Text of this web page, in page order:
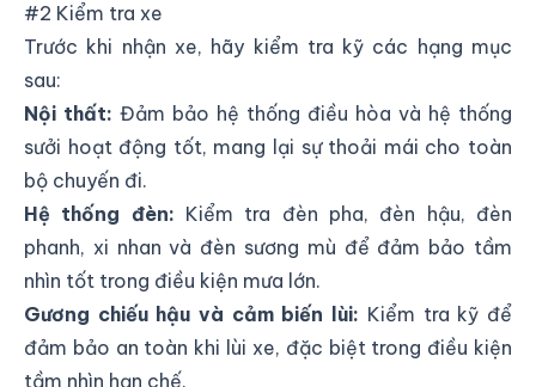
#2 Kiểm tra xe
Trước khi nhận xe, hãy kiểm tra kỹ các hạng mục
sau:
Nội thất: Đảm bảo hệ thống điều hòa và hệ thống
sưởi hoạt động tốt, mang lại sự thoải mái cho toàn
bộ chuyến đi.
Hệ thống đèn: Kiểm tra đèn pha, đèn hậu, đèn
phanh, xi nhan và đèn sương mù để đảm bảo tầm
nhìn tốt trong điều kiện mưa lớn.
Gương chiếu hậu và cảm biến lùi: Kiểm tra kỹ để
đảm bảo an toàn khi lùi xe, đặc biệt trong điều kiện
tầm nhìn hạn chế.